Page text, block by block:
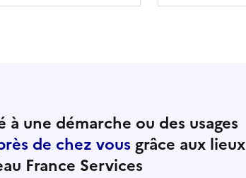
une démarche ou des usages
de chez vous grâce aux lieux
France Services